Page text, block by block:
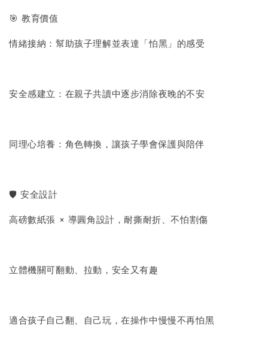
🎯 教育價值
情緒接納：幫助孩子理解並表達「怕黑」的感受
安全感建立：在親子共讀中逐步消除夜晚的不安
同理心培養：角色轉換，讓孩子學會保護與陪伴
🛡 安全設計
高磅數紙張 × 導圓角設計，耐撕耐折、不怕割傷
立體機關可翻動、拉動，安全又有趣
適合孩子自己翻、自己玩，在操作中慢慢不再怕黑